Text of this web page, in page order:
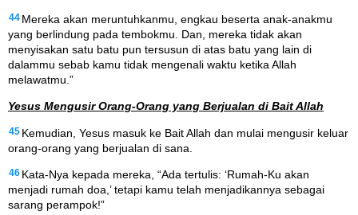
44 Mereka akan meruntuhkanmu, engkau beserta anak-anakmu
yang berlindung pada tembokmu. Dan, mereka tidak akan
menyisakan satu batu pun tersusun di atas batu yang lain di
dalammu sebab kamu tidak mengenali waktu ketika Allah
melawatmu.”
Yesus Mengusir Orang-Orang yang Berjualan di Bait Allah
45 Kemudian, Yesus masuk ke Bait Allah dan mulai mengusir keluar
orang-orang yang berjualan di sana.
46 Kata-Nya kepada mereka, “Ada tertulis: ‘Rumah-Ku akan
menjadi rumah doa,’ tetapi kamu telah menjadikannya sebagai
sarang perampok!”